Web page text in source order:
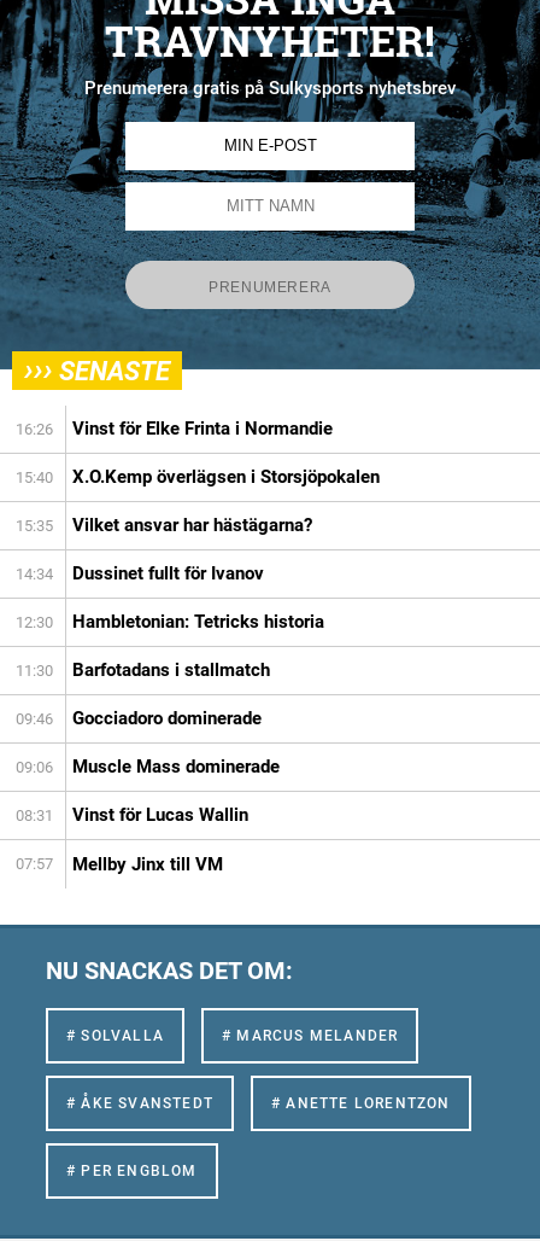
TRAVNYHETER!
Prenumerera gratis på Sulkysports nyhetsbrev
››› SENASTE
16:26 Vinst för Elke Frinta i Normandie
15:40 X.O.Kemp överlägsen i Storsjöpokalen
15:35 Vilket ansvar har hästägarna?
14:34 Dussinet fullt för Ivanov
12:30 Hambletonian: Tetricks historia
11:30 Barfotadans i stallmatch
09:46 Gocciadoro dominerade
09:06 Muscle Mass dominerade
08:31 Vinst för Lucas Wallin
07:57 Mellby Jinx till VM
NU SNACKAS DET OM:
# SOLVALLA # MARCUS MELANDER
# ÅKE SVANSTEDT # ANETTE LORENTZON
# PER ENGBLOM